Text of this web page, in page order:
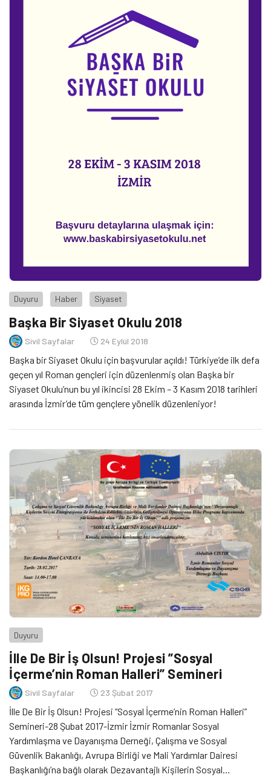
Duyuru Haber Siyaset
Başka Bir Siyaset Okulu 2018
Sivil Sayfalar 24 Eylül 2018
Başka bir Siyaset Okulu için başvurular açıldı! Türkiye’de ilk defa
geçen yıl Roman gençleri için düzenlenmiş olan Başka bir
Siyaset Okulu’nun bu yıl ikincisi 28 Ekim – 3 Kasım 2018 tarihleri
arasında İzmir’de tüm gençlere yönelik düzenleniyor!
Duyuru
İlle De Bir İş Olsun! Projesi ”Sosyal
İçerme’nin Roman Halleri” Semineri
Sivil Sayfalar 23 Şubat 2017
İlle De Bir İş Olsun! Projesi ”Sosyal İçerme’nin Roman Halleri”
Semineri-28 Şubat 2017-İzmir İzmir Romanlar Sosyal
Yardımlaşma ve Dayanışma Derneği, Çalışma ve Sosyal
Güvenlik Bakanlığı, Avrupa Birliği ve Mali Yardımlar Dairesi
Başkanlığı’na bağlı olarak Dezavantajlı Kişilerin Sosyal